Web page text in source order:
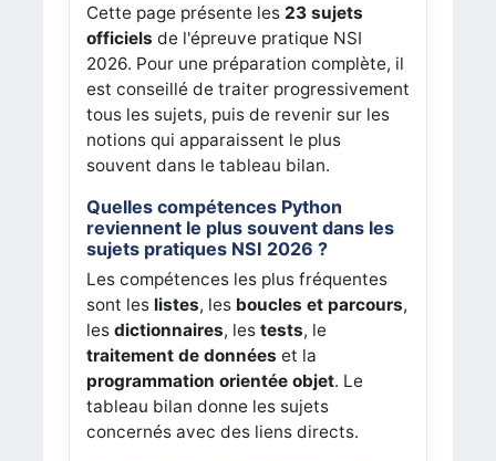
Cette page présente les 23 sujets
officiels de l'épreuve pratique NSI
2026. Pour une préparation complète, il
est conseillé de traiter progressivement
tous les sujets, puis de revenir sur les
notions qui apparaissent le plus
souvent dans le tableau bilan.
Quelles compétences Python
reviennent le plus souvent dans les
sujets pratiques NSI 2026 ?
Les compétences les plus fréquentes
sont les listes, les boucles et parcours,
les dictionnaires, les tests, le
traitement de données et la
programmation orientée objet. Le
tableau bilan donne les sujets
concernés avec des liens directs.